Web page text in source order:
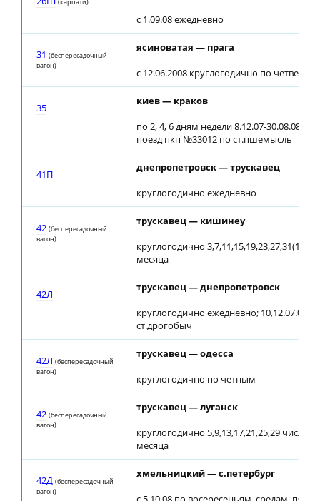
c 1.09.08 ежедневно
31 (беспересадочный
вагон)
ясиноватая — прага
с 12.06.2008 круглогодично по четвергам
35
киев — краков
по 2, 4, 6 дням недели 8.12.07-30.08.08 с
поезд пкп №33012 по ст.пшемысль
41П
днепропетровск — трускавец
круглогодично ежедневно
42 (беспересадочный
вагон)
трускавец — кишинеу
круглогодично 3,7,11,15,19,23,27,31(1)
месяца
42Л
трускавец — днепропетровск
круглогодично ежедневно; 10,12.07.08 от
ст.дрогобыч
42Л (беспересадочный
вагон)
трускавец — одесса
круглогодично по четным
42 (беспересадочный
вагон)
трускавец — луганск
круглогодично 5,9,13,17,21,25,29 числа
месяца
42Д (беспересадочный
вагон)
хмельницкий — с.петербург